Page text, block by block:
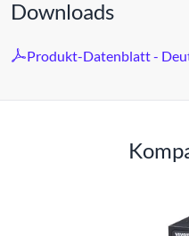
Downloads
Produkt-Datenblatt -